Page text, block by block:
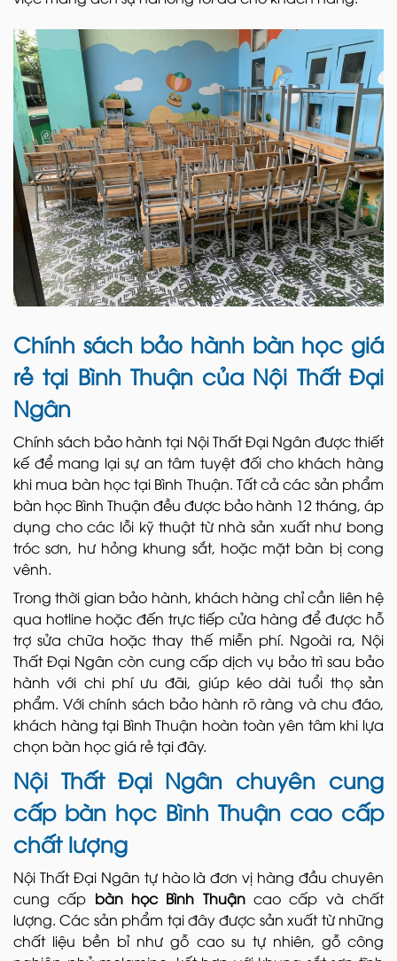
Chính sách bảo hành bàn học giá
rẻ tại Bình Thuận của Nội Thất Đại
Ngân
Chính sách bảo hành tại Nội Thất Đại Ngân được thiết
kế để mang lại sự an tâm tuyệt đối cho khách hàng
khi mua bàn học tại Bình Thuận. Tất cả các sản phẩm
bàn học Bình Thuận đều được bảo hành 12 tháng, áp
dụng cho các lỗi kỹ thuật từ nhà sản xuất như bong
tróc sơn, hư hỏng khung sắt, hoặc mặt bàn bị cong
vênh.
Trong thời gian bảo hành, khách hàng chỉ cần liên hệ
qua hotline hoặc đến trực tiếp cửa hàng để được hỗ
trợ sửa chữa hoặc thay thế miễn phí. Ngoài ra, Nội
Thất Đại Ngân còn cung cấp dịch vụ bảo trì sau bảo
hành với chi phí ưu đãi, giúp kéo dài tuổi thọ sản
phẩm. Với chính sách bảo hành rõ ràng và chu đáo,
khách hàng tại Bình Thuận hoàn toàn yên tâm khi lựa
chọn bàn học giá rẻ tại đây.
Nội Thất Đại Ngân chuyên cung
cấp bàn học Bình Thuận cao cấp
chất lượng
Nội Thất Đại Ngân tự hào là đơn vị hàng đầu chuyên
cung cấp bàn học Bình Thuậncao cấp và chất
lượng. Các sản phẩm tại đây được sản xuất từ những
chất liệu bền bỉ như gỗ cao su tự nhiên, gỗ công